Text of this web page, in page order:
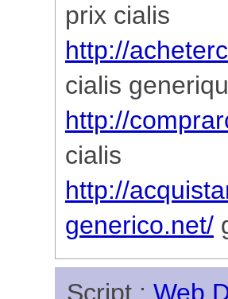
prix cialis
http://
cialis
http://
cialis
http://
generico.net/
Script : Web